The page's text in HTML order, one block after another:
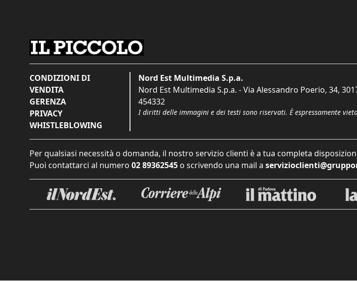
CONDIZIONI DI
VENDITA
GERENZA
PRIVACY
WHISTLEBLOWING
Nord Est Multimedia S.p.a.
Nord Est Multimedia S.p.a. - Via Alessandro Poerio, 34,
454332
I diritti delle immagini e dei testi sono riservati. È espressamente
Per qualsiasi necessità o domanda, il nostro servizio clienti è a tua completa
Puoi contattarci al numero 02 89362545 o scrivendo una mail a